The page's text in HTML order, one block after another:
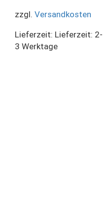
zzgl. Versandkosten
Lieferzeit: Lieferzeit: 2-
3 Werktage